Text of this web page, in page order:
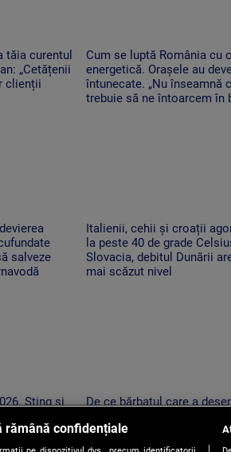
tăia curentul
„Cetățenii
clienții
Cum se luptă România cu
energetică. Orașele au
întunecate. „Nu înseamnă
trebuie să ne întoarcem în
salveze
Italienii, cehii și croații
la peste 40 de grade
Slovacia, debitul Dunării
mai scăzut nivel
Sting și
De ce bărbatul care a
putea fi primul amendat în
pentru acest lucru
rămână confidențiale